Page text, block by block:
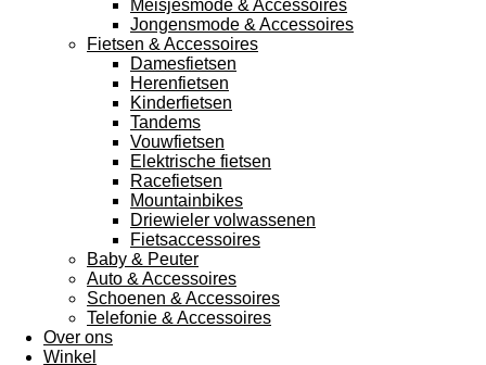
Meisjesmode & Accessoires
Jongensmode & Accessoires
Fietsen & Accessoires
Damesfietsen
Herenfietsen
Kinderfietsen
Tandems
Vouwfietsen
Elektrische fietsen
Racefietsen
Mountainbikes
Driewieler volwassenen
Fietsaccessoires
Baby & Peuter
Auto & Accessoires
Schoenen & Accessoires
Telefonie & Accessoires
Over ons
Winkel